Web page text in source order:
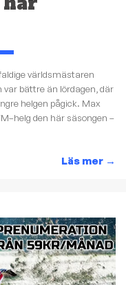
världsmästaren
var bättre än lördagen, där
helgen pågick. Max
den här säsongen –
Läs mer →